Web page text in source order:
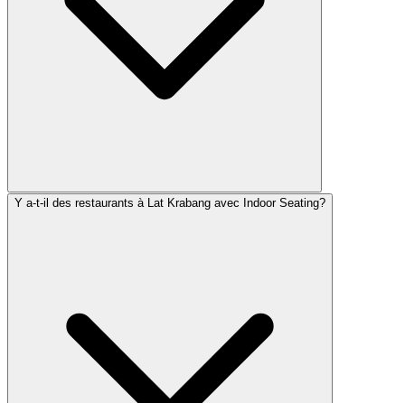
Y a-t-il des restaurants à Lat Krabang avec Indoor Seating?